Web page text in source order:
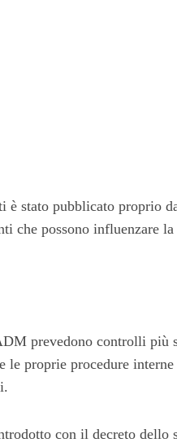
è stato pubblicato proprio
possono influenzare la
prevedono controlli più
le proprie procedure
con il decreto dello